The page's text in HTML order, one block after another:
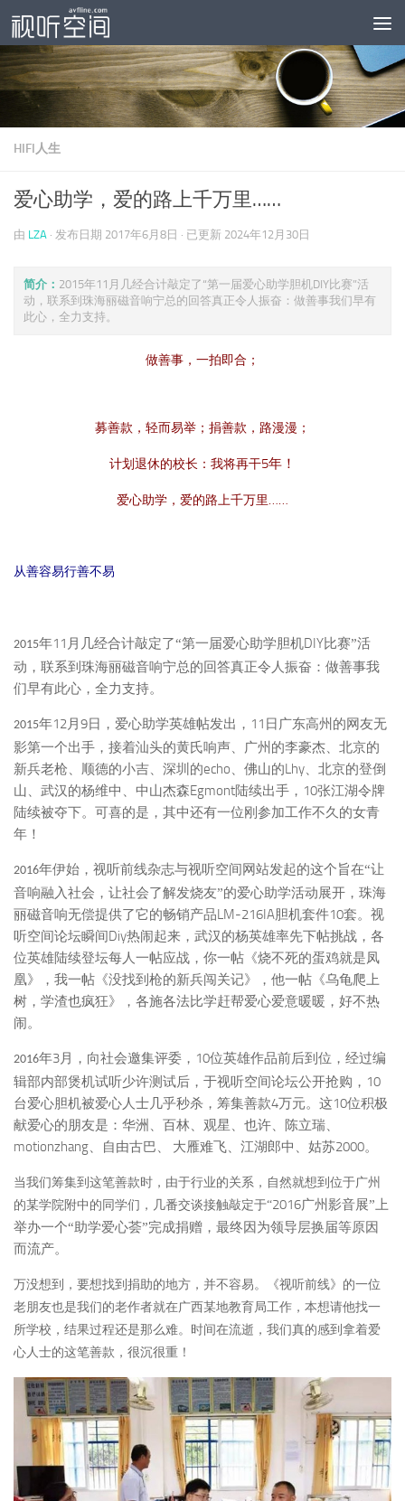
跳至内容
HIFI人生
爱心助学，爱的路上千万里……
由 LZA · 发布日期 2017年6月8日 · 已更新 2024年12月30日
简介： 2015年11月几经合计敲定了“第一届爱心助学胆机DIY比赛”活
动，联系到珠海丽磁音响宁总的回答真正令人振奋：做善事我们早有
此心，全力支持。
做善事，一拍即合；
募善款，轻而易举；捐善款，路漫漫；
计划退休的校长：我将再干5年！
爱心助学，爱的路上千万里
从善容易行善不易
2015年11 月几经合计敲定了“第一届爱心助学胆机DIY比赛”活
动，联系到珠海丽磁音响宁总的回答真正令人振奋：做善事我
们早有此心，全力支持。
2015年12 月9日，爱心助学英雄帖发出， 11 日广东高州的网友无
影第一个出手，接着汕头的黄氏响声、广州的李豪杰、北京的
新兵老枪、顺德的小吉、深圳的echo 、佛山的Lhy 、北京的登倒
山、武汉的杨维中、中山杰森Egmont陆续出手， 10张江湖令牌
陆续被夺下。可喜的是，其中还有一位刚参加工作不久的女青
年！
2016年伊始，视听前线杂志与视听空间网站发起的这个旨在“让
音响融入社会，让社会了解发烧友”的爱心助学活动展开，珠海
丽磁音响无偿提供了它的畅销产品LM-216IA胆机套件10套。视
听空间论坛瞬间Diy热闹起来，武汉的杨英雄率先下帖挑战，各
位英雄陆续登坛每人一帖应战，你一帖《烧不死的蛋鸡就是凤
凰》，我一帖《没找到枪的新兵闯关记》，他一帖《乌龟爬上
树，学渣也疯狂》，各施各法比学赶帮爱心爱意暖暖，好不热
闹。
2016年3月，向社会邀集评委， 10位英雄作品前后到位，经过编
辑部内部煲机试听少许测试后，于视听空间论坛公开抢购， 10
台爱心胆机被爱心人士几乎秒杀，筹集善款4万元。这10位积极
献爱心的朋友是：华洲、百林、观星、也许、陈立瑞、
motionzhang 、自由古巴、 大雁难飞、江湖郎中、姑苏2000。
当我们筹集到这笔善款时，由于行业的关系，自然就想到位于广州
的某学院附中的同学们，几番交谈接触敲定于“2016广州影音展”上
举办一个“助学爱心荟”完成捐赠，最终因为领导层换届等原因
而流产。
万没想到，要想找到捐助的地方，并不容易。《视听前线》的一位
老朋友也是我们的老作者就在广西某地教育局工作，本想请他找一
所学校，结果过程还是那么难。时间在流逝，我们真的感到拿着爱
心人士的这笔善款，很沉很重！